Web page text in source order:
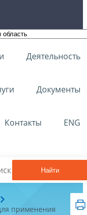
Деятельность
Документы
Контакты ENG
Найти
применения